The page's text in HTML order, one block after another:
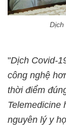
Dịch
"Dịch Covid-
công nghệ
thời điểm
Telemedicine
nguyên lý y